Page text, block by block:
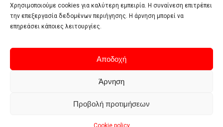
Χρησιμοποιούμε cookies για καλύτερη εμπειρία. Η συναίνεση επιτρέπει
την επεξεργασία δεδομένων περιήγησης. Η άρνηση μπορεί να
επηρεάσει κάποιες λειτουργίες.
Αποδοχή
Άρνηση
Προβολή προτιμήσεων
Cookie policy
Πολυτέλεια δεν είναι το αντίθετο της ανέχειας, είναι το αντίθετο της
Terms of use Privacy policy Cookie policy